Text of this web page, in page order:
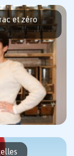
on pense quand
Même
comme la
et zéro
et zéro déchet
Job, vrac &